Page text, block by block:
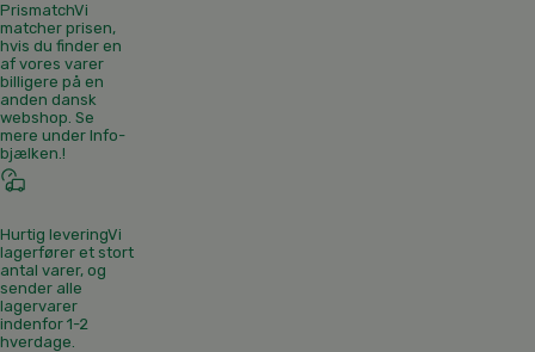
PrismatchVi
matcher prisen,
hvis du finder en
af vores varer
billigere på en
anden dansk
webshop. Se
mere under Info-
bjælken.!
Hurtig leveringVi
lagerfører et stort
antal varer, og
sender alle
lagervarer
indenfor 1-2
hverdage.